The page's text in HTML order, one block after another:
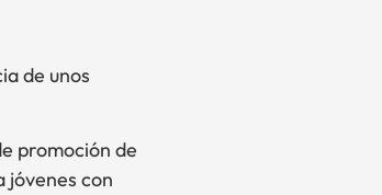
de unos
promoción de
jóvenes con